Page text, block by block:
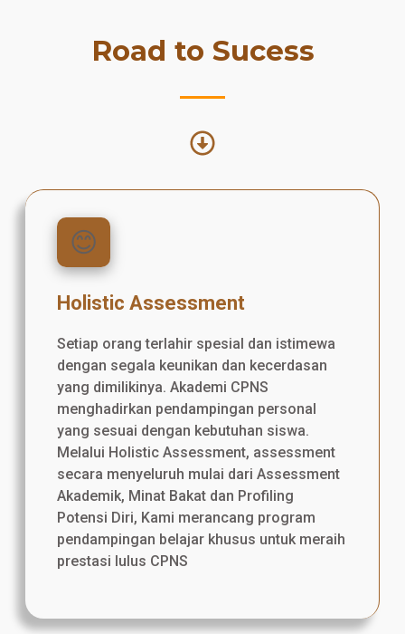
Road to Sucess
😊
Holistic Assessment
Setiap orang terlahir spesial dan istimewa
dengan segala keunikan dan kecerdasan
yang dimilikinya. Akademi CPNS
menghadirkan pendampingan personal
yang sesuai dengan kebutuhan siswa.
Melalui Holistic Assessment, assessment
secara menyeluruh mulai dari Assessment
Akademik, Minat Bakat dan Profiling
Potensi Diri, Kami merancang program
pendampingan belajar khusus untuk meraih
prestasi lulus CPNS